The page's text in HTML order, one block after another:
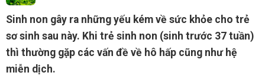
Sinh non gây ra những yếu kém về sức khỏe cho trẻ
sơ sinh sau này. Khi trẻ sinh non (sinh trước 37 tuần)
thì thường gặp các vấn đề về hô hấp cũng như hệ
miễn dịch.